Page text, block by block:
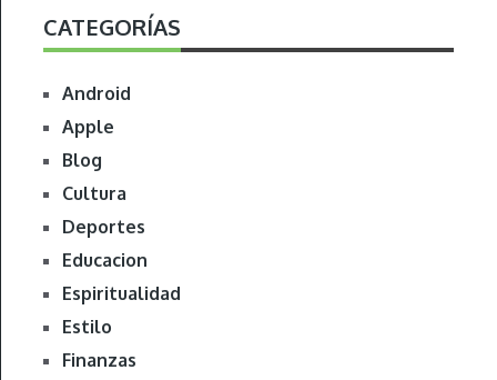
CATEGORÍAS
Android
Apple
Blog
Cultura
Deportes
Educacion
Espiritualidad
Estilo
Finanzas